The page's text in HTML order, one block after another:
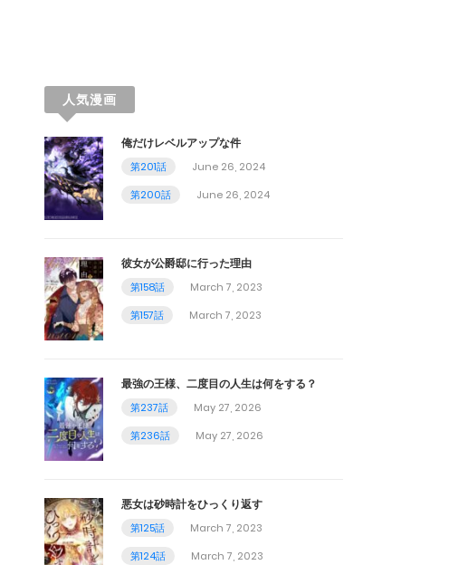
人気漫画
俺だけレベルアップな件
第201話
June 26, 2024
第200話
June 26, 2024
彼女が公爵邸に行った理由
第158話
March 7, 2023
第157話
March 7, 2023
最強の王様、二度目の人生は何をする？
第237話
May 27, 2026
第236話
May 27, 2026
悪女は砂時計をひっくり返す
第125話
March 7, 2023
第124話
March 7, 2023